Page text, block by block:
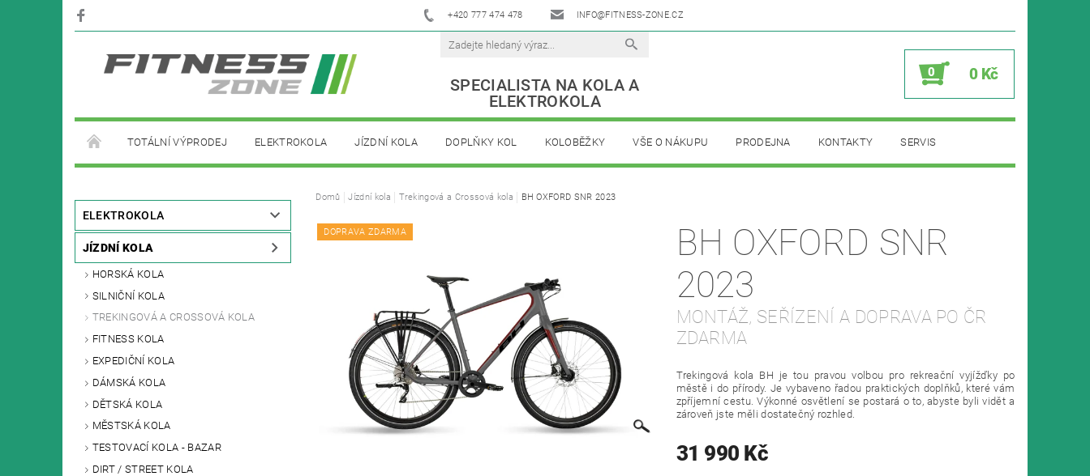
+420 777 474 478 INFO@FITNESS-ZONE.CZ
SPECIALISTA NA KOLA A
ELEKTROKOLA
0 0 Kč
TOTÁLNÍ VÝPRODEJ ELEKTROKOLA JÍZDNÍ KOLA DOPLŇKY KOL KOLOBĚŽKY VŠE O NÁKUPU PRODEJNA KONTAKTY SERVIS
ELEKTROKOLA
JÍZDNÍ KOLA
HORSKÁ KOLA
SILNIČNÍ KOLA
TREKINGOVÁ A CROSSOVÁ KOLA
FITNESS KOLA
EXPEDIČNÍ KOLA
DÁMSKÁ KOLA
DĚTSKÁ KOLA
MĚSTSKÁ KOLA
TESTOVACÍ KOLA - BAZAR
DIRT / STREET KOLA
Domů Jízdní kola Trekingová a Crossová kola BH OXFORD SNR 2023
DOPRAVA ZDARMA
BH OXFORD SNR
2023
MONTÁŽ, SEŘÍZENÍ A DOPRAVA PO ČR
ZDARMA
Trekingová kola BH je tou pravou volbou pro rekreační vyjížďky po
městě i do přírody. Je vybaveno řadou praktických doplňků, které vám
zpříjemní cestu. Výkonné osvětlení se postará o to, abyste byli vidět a
zároveň jste měli dostatečný rozhled.
31 990 Kč